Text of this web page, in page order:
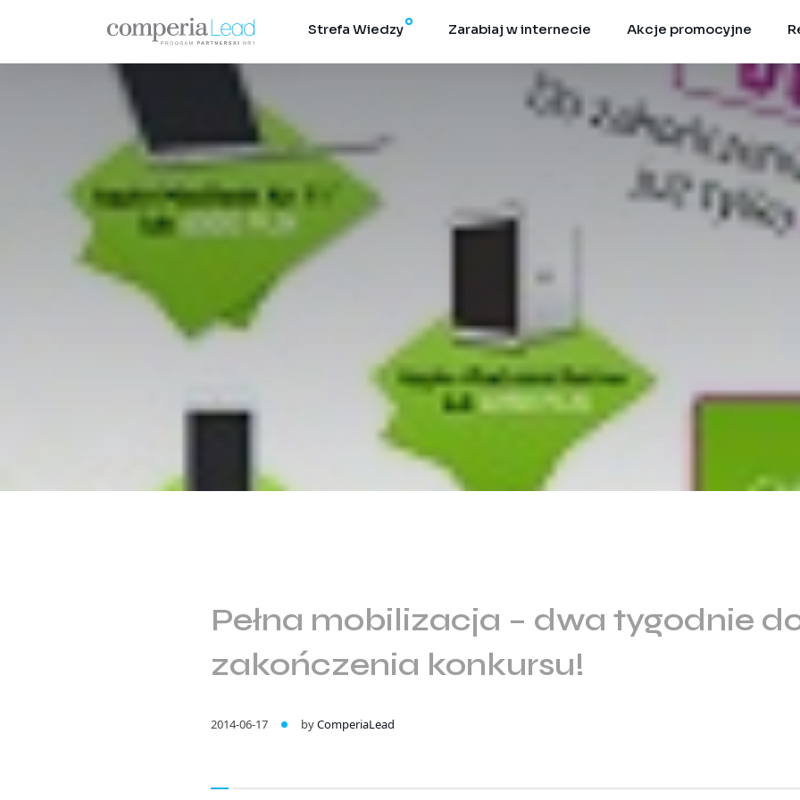
Strefa Wiedzy Zarabiaj w internecie Akcje promocyjne
Pełna mobilizacja – dwa tygodnie
zakończenia konkursu!
2014-06-17 byComperiaLead